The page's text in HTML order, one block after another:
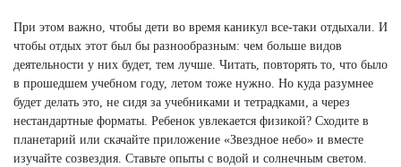
При этом важно, чтобы дети во время каникул все-таки отдыхали. И
чтобы отдых этот был бы разнообразным: чем больше видов
деятельности у них будет, тем лучше. Читать, повторять то, что было
в прошедшем учебном году, летом тоже нужно. Но куда разумнее
будет делать это, не сидя за учебниками и тетрадками, а через
нестандартные форматы. Ребенок увлекается физикой? Сходите в
планетарий или скачайте приложение «Звездное небо» и вместе
изучайте созвездия. Ставьте опыты с водой и солнечным светом.